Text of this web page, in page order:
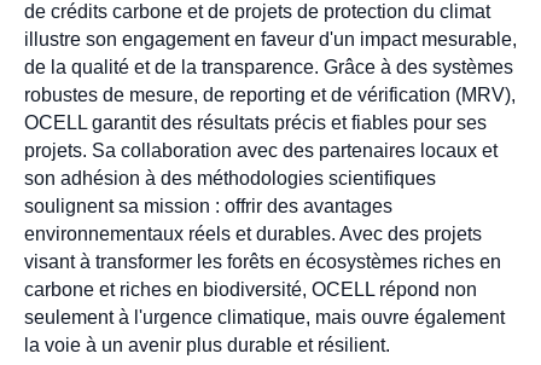
de crédits carbone et de projets de protection du climat
illustre son engagement en faveur d'un impact mesurable,
de la qualité et de la transparence. Grâce à des systèmes
robustes de mesure, de reporting et de vérification (MRV),
OCELL garantit des résultats précis et fiables pour ses
projets. Sa collaboration avec des partenaires locaux et
son adhésion à des méthodologies scientifiques
soulignent sa mission : offrir des avantages
environnementaux réels et durables. Avec des projets
visant à transformer les forêts en écosystèmes riches en
carbone et riches en biodiversité, OCELL répond non
seulement à l'urgence climatique, mais ouvre également
la voie à un avenir plus durable et résilient.